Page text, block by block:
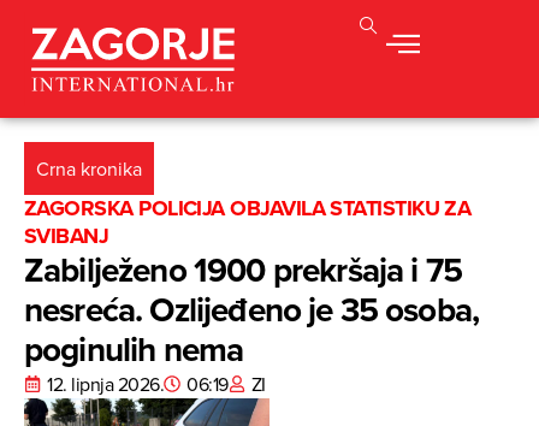
Crna kronika
ZAGORSKA POLICIJA OBJAVILA STATISTIKU ZA
SVIBANJ
Zabilježeno 1900 prekršaja i 75
nesreća. Ozlijeđeno je 35 osoba,
poginulih nema
12. lipnja 2026. 06:19 ZI